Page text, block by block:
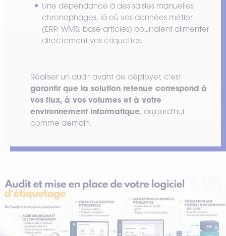
Une dépendance à des saisies manuelles
chronophages, là où vos données métier
(ERP, WMS, base articles) pourraient alimenter
directement vos étiquettes.
Réaliser un audit avant de déployer, c'est
garantir que la solution retenue correspond à
vos flux, à vos volumes et à votre
environnement informatique, aujourd'hui
comme demain.